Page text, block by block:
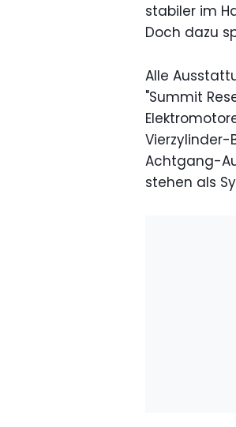
stabiler im
Doch dazu
Alle
"Summit
Vierzylinder-
Achtgang-
stehen als